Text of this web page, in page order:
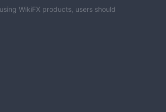
WikiFX products, users should